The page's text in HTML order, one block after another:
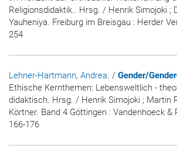
Religionsdidaktik.. Hrsg. / Henrik Simojoki ;
Yauheniya. Freiburg im Breisgau : Herder
254
Lehner-Hartmann, Andrea. / Gender/
Ethische Kernthemen: Lebensweltlich -
didaktisch. Hrsg. / Henrik Simojoki ; Martin
Körtner. Band 4 Göttingen : Vandenhoeck &
166-176